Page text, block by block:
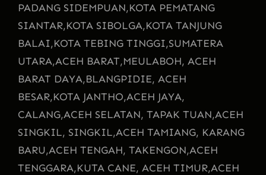
PADANG SIDEMPUAN,KOTA PEMATANG
SIANTAR,KOTA SIBOLGA,KOTA TANJUNG
BALAI,KOTA TEBING TINGGI,SUMATERA
UTARA,ACEH BARAT,MEULABOH, ACEH
BARAT DAYA,BLANGPIDIE, ACEH
BESAR,KOTA JANTHO,ACEH JAYA,
CALANG,ACEH SELATAN, TAPAK TUAN,ACEH
SINGKIL, SINGKIL,ACEH TAMIANG, KARANG
BARU,ACEH TENGAH, TAKENGON,ACEH
TENGGARA,KUTA CANE, ACEH TIMUR,ACEH